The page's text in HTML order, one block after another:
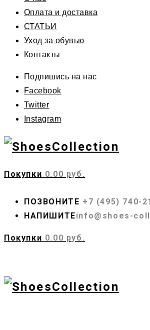
Оплата и доставка
СТАТЬИ
Уход за обувью
Контакты
Подпишись на нас
Facebook
Twitter
Instagram
Покупки 0.00 руб.
ПОЗВОНИТЕ +7 (495) 740-
НАПИШИТЕinfo@shoes-
Покупки 0.00 руб.